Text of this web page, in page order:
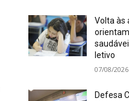
Volta às
letivo
07/08/2026
Defesa